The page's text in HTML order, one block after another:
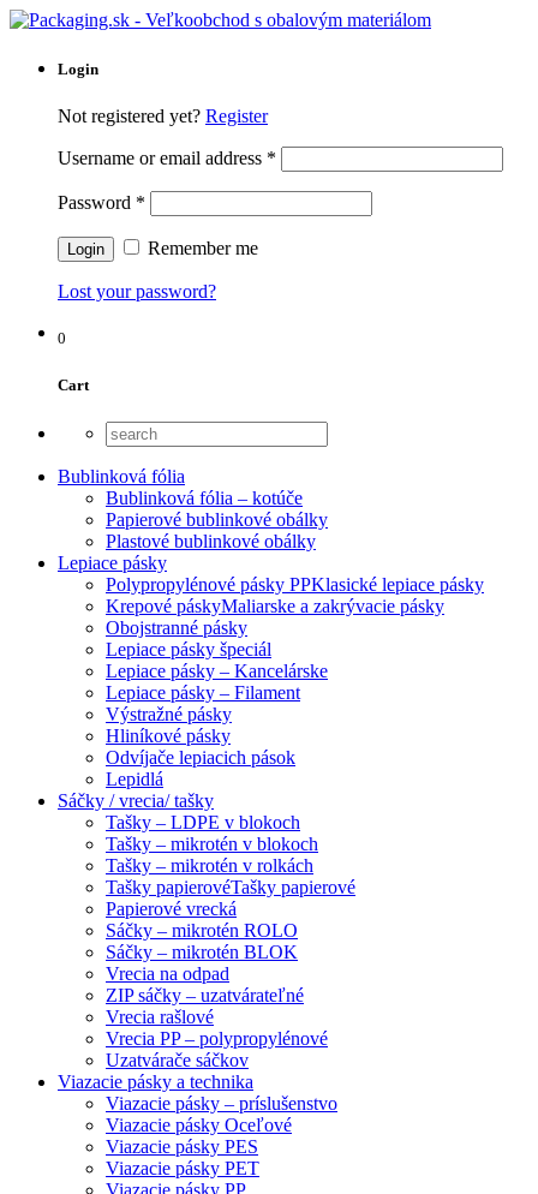
Login
Not registered yet? Register
Username or email address *
Password *
Remember me
Lost your password?
0
Cart
Bublinková fólia
Bublinková fólia – kotúče
Papierové bublinkové obálky
Plastové bublinkové obálky
Lepiace pásky
Polypropylénové pásky PPKlasické lepiace pásky
Krepové páskyMaliarske a zakrývacie pásky
Obojstranné pásky
Lepiace pásky špeciál
Lepiace pásky – Kancelárske
Lepiace pásky – Filament
Výstražné pásky
Hliníkové pásky
Odvíjače lepiacich pások
Lepidlá
Sáčky / vrecia/ tašky
Tašky – LDPE v blokoch
Tašky – mikrotén v blokoch
Tašky – mikrotén v rolkách
Tašky papierovéTašky papierové
Papierové vrecká
Sáčky – mikrotén ROLO
Sáčky – mikrotén BLOK
Vrecia na odpad
ZIP sáčky – uzatvárateľné
Vrecia rašlové
Vrecia PP – polypropylénové
Uzatvárače sáčkov
Viazacie pásky a technika
Viazacie pásky – príslušenstvo
Viazacie pásky Oceľové
Viazacie pásky PES
Viazacie pásky PET
Viazacie pásky PP